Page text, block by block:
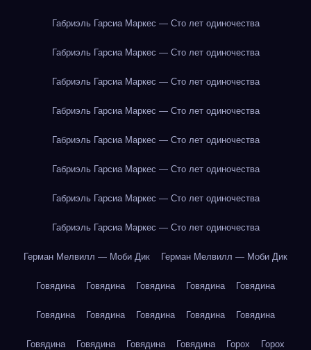
Габриэль Гарсиа Маркес — Сто лет одиночества
Габриэль Гарсиа Маркес — Сто лет одиночества
Габриэль Гарсиа Маркес — Сто лет одиночества
Габриэль Гарсиа Маркес — Сто лет одиночества
Габриэль Гарсиа Маркес — Сто лет одиночества
Габриэль Гарсиа Маркес — Сто лет одиночества
Габриэль Гарсиа Маркес — Сто лет одиночества
Габриэль Гарсиа Маркес — Сто лет одиночества
Герман Мелвилл — Моби Дик Герман Мелвилл — Моби Дик
Говядина Говядина Говядина Говядина Говядина
Говядина Говядина Говядина Говядина Говядина
Говядина Говядина Говядина Говядина Горох Горох